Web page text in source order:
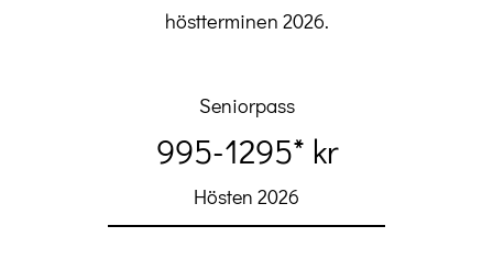
höstterminen 2026.
Seniorpass
995-1295* kr
Hösten 2026